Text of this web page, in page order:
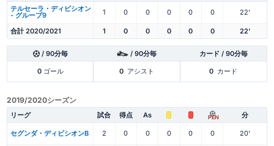
テルセーラ・ディビシオン
- グループ9 1 0 0 0 0 0 22'
合計 2020/2021 1 0 0 0 0 0 22'
/ 90分毎 / 90分毎 カード / 90分毎
0ゴール 0 アシスト 0 カード
2019/2020シーズン
リーグ 試合 得点 As PEN 分
セグンダ・ディビシオンB 2 0 0 0 0 0 20'